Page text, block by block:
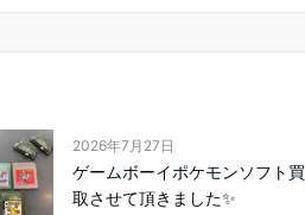
2026年7月27日
ゲームボーイポケモンソフト買
取させて頂きました✨